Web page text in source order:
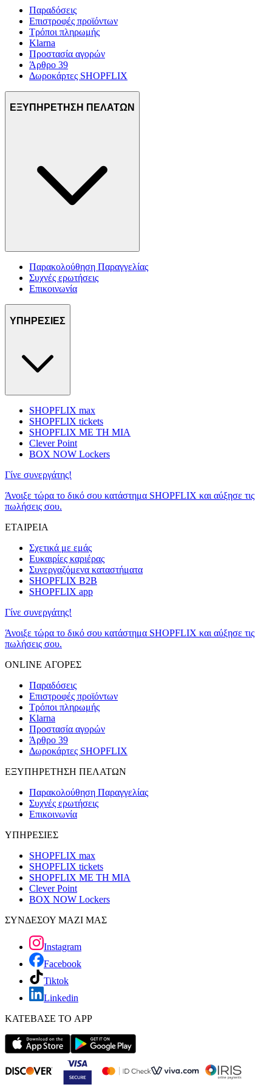
Παραδόσεις
Επιστροφές προϊόντων
Τρόποι πληρωμής
Klarna
Προστασία αγορών
Άρθρο 39
Δωροκάρτες SHOPFLIX
ΕΞΥΠΗΡΕΤΗΣΗ ΠΕΛΑΤΩΝ
Παρακολούθηση Παραγγελίας
Συχνές ερωτήσεις
Επικοινωνία
ΥΠΗΡΕΣΙΕΣ
SHOPFLIX max
SHOPFLIX tickets
SHOPFLIX ΜΕ ΤΗ ΜΙΑ
Clever Point
BOX NOW Lockers
Γίνε συνεργάτης!
Άνοιξε τώρα το δικό σου κατάστημα SHOPFLIX και αύξησε τις
πωλήσεις σου.
ΕΤΑΙΡΕΙΑ
Σχετικά με εμάς
Ευκαιρίες καριέρας
Συνεργαζόμενα καταστήματα
SHOPFLIX B2B
SHOPFLIX app
Γίνε συνεργάτης!
Άνοιξε τώρα το δικό σου κατάστημα SHOPFLIX και αύξησε τις
πωλήσεις σου.
ONLINE ΑΓΟΡΕΣ
Παραδόσεις
Επιστροφές προϊόντων
Τρόποι πληρωμής
Klarna
Προστασία αγορών
Άρθρο 39
Δωροκάρτες SHOPFLIX
ΕΞΥΠΗΡΕΤΗΣΗ ΠΕΛΑΤΩΝ
Παρακολούθηση Παραγγελίας
Συχνές ερωτήσεις
Επικοινωνία
ΥΠΗΡΕΣΙΕΣ
SHOPFLIX max
SHOPFLIX tickets
SHOPFLIX ΜΕ ΤΗ ΜΙΑ
Clever Point
BOX NOW Lockers
ΣΥΝΔΕΣΟΥ ΜΑΖΙ ΜΑΣ
Instagram
Facebook
Tiktok
Linkedin
ΚΑΤΕΒΑΣΕ ΤΟ APP